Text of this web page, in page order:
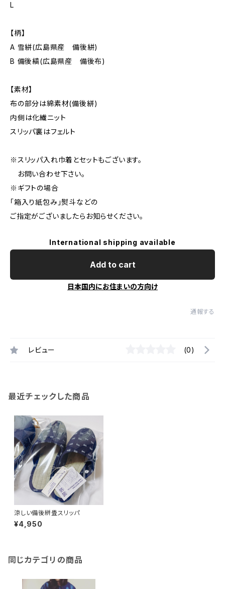
L
【柄】
A 雪絣(広島県産 備後絣)
B 備後縞(広島県産 備後布)
【素材】
布の部分は綿素材(備後絣)
内側は化繊ニット
スリッパ裏はフェルト
※スリッパ入れ巾着とセットもございます。
お問い合わせ下さい。
※ギフトの場合
「箱入り紙包み」熨斗などの
ご指定がございましたらお知らせください。
International shipping available
Add to cart
日本国内にお住まいの方向け
通報する
レビュー (0)
最近チェックした商品
涼しい備後絣畳スリッパ
¥4,950
同じカテゴリの商品